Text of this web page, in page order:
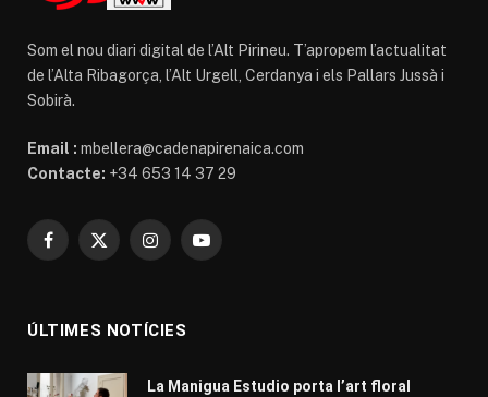
Som el nou diari digital de l’Alt Pirineu. T’apropem l’actualitat
de l’Alta Ribagorça, l’Alt Urgell, Cerdanya i els Pallars Jussà i
Sobirà.
Email : mbellera@cadenapirenaica.com
Contacte: +34 653 14 37 29
Facebook
X
InstagramYouTube
ÚLTIMES NOTÍCIES
La Manigua Estudio porta l’art floral